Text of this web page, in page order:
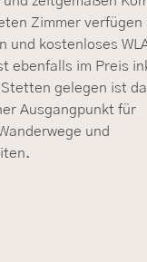
Zimmer verfügen
und kostenloses
ebenfalls im Preis
gelegen ist
Ausgangpunkt für
und